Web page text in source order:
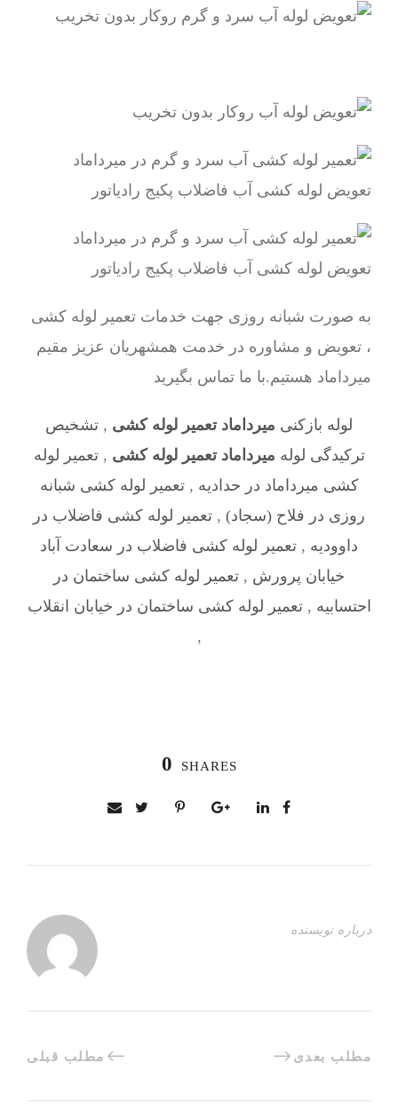
به صورت شبانه روزی جهت خدمات تعمیر لوله کشی
، تعویض و مشاوره در خدمت همشهریان عزیز مقیم
میرداماد هستیم.با ما تماس بگیرید
لوله بازکنی میرداماد تعمیر لوله کشی , تشخیص
ترکیدگی لوله میرداماد تعمیر لوله کشی ,تعمیر لوله
کشی میرداماد در حدادیه ,تعمیر لوله کشی شبانه
روزی در فلاح (سجاد) , تعمیر لوله کشی فاضلاب در
داوودیه , تعمیر لوله کشی فاضلاب در سعادت آباد
خیابان پرورش , تعمیر لوله کشی ساختمان در
احتسابیه ,تعمیر لوله کشی ساختمان در خیابان انقلاب
,
0 SHARES
درباره نویسنده
مطلب قبلی مطلب بعدی